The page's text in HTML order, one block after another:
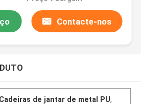
Contacte-nos
Cadeiras de jantar de metal PU,